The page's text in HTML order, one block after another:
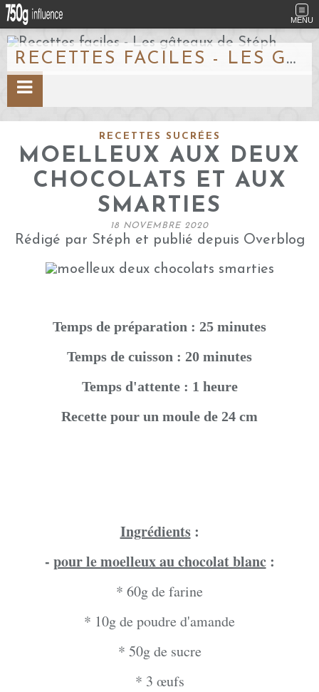
MENU
RECETTES FACILES - LES GÂTEAUX DE STÉPH
RECETTES SUCRÉES
MOELLEUX AUX DEUX
CHOCOLATS ET AUX
SMARTIES
18 NOVEMBRE 2020
Rédigé par Stéph et publié depuis Overblog
Temps de préparation : 25 minutes
Temps de cuisson : 20 minutes
Temps d'attente : 1 heure
Recette pour un moule de 24 cm
Ingrédients:
- pour le moelleux au chocolat blanc:
* 60g de farine
* 10g de poudre d'amande
* 50g de sucre
* 3 œufs